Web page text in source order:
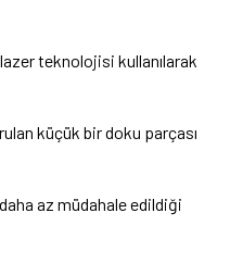
teknolojisi kullanılarak
küçük bir doku parçası
az müdahale edildiği